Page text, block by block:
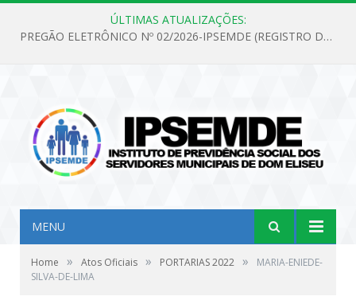
ÚLTIMAS ATUALIZAÇÕES:
PREGÃO ELETRÔNICO Nº 02/2026-IPSEMDE (REGISTRO DE PREÇOS PARA FUTURA E EVENTUAL AQUISIÇÃO DE MATERIAL DE LIMPEZA E GÊNEROS ALIMENTÍCIOS PARA ATENDER AS NECESSIDADES DO INSTITUTO DE PREVIDÊNCIA SOCIAL DOS SERVIDORES MUNICIPAIS DE DOM ELISEU.)
MENU
Home » Atos Oficiais » PORTARIAS 2022 »
MARIA-ENIEDE-
SILVA-DE-LIMA